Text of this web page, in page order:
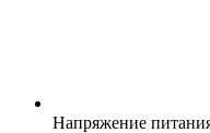
Напряжение